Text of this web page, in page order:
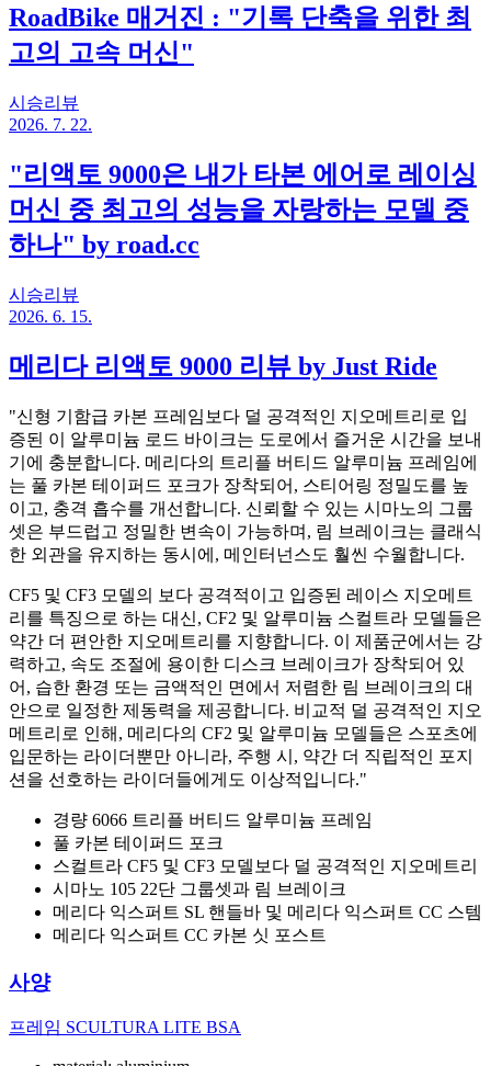
RoadBike 매거진 : "기록 단축을 위한 최
고의 고속 머신"
시승리뷰
2026. 7. 22.
"리액토 9000은 내가 타본 에어로 레이싱
머신 중 최고의 성능을 자랑하는 모델 중
하나" by road.cc
시승리뷰
2026. 6. 15.
메리다 리액토 9000 리뷰 by Just Ride
"신형 기함급 카본 프레임보다 덜 공격적인 지오메트리로 입
증된 이 알루미늄 로드 바이크는 도로에서 즐거운 시간을 보내
기에 충분합니다. 메리다의 트리플 버티드 알루미늄 프레임에
는 풀 카본 테이퍼드 포크가 장착되어, 스티어링 정밀도를 높
이고, 충격 흡수를 개선합니다. 신뢰할 수 있는 시마노의 그룹
셋은 부드럽고 정밀한 변속이 가능하며, 림 브레이크는 클래식
한 외관을 유지하는 동시에, 메인터넌스도 훨씬 수월합니다.
CF5 및 CF3 모델의 보다 공격적이고 입증된 레이스 지오메트
리를 특징으로 하는 대신, CF2 및 알루미늄 스컬트라 모델들은
약간 더 편안한 지오메트리를 지향합니다. 이 제품군에서는 강
력하고, 속도 조절에 용이한 디스크 브레이크가 장착되어 있
어, 습한 환경 또는 금액적인 면에서 저렴한 림 브레이크의 대
안으로 일정한 제동력을 제공합니다. 비교적 덜 공격적인 지오
메트리로 인해, 메리다의 CF2 및 알루미늄 모델들은 스포츠에
입문하는 라이더뿐만 아니라, 주행 시, 약간 더 직립적인 포지
션을 선호하는 라이더들에게도 이상적입니다."
경량 6066 트리플 버티드 알루미늄 프레임
풀 카본 테이퍼드 포크
스컬트라 CF5 및 CF3 모델보다 덜 공격적인 지오메트리
시마노 105 22단 그룹셋과 림 브레이크
메리다 익스퍼트 SL 핸들바 및 메리다 익스퍼트 CC 스템
메리다 익스퍼트 CC 카본 싯 포스트
사양
프레임 SCULTURA LITE BSA